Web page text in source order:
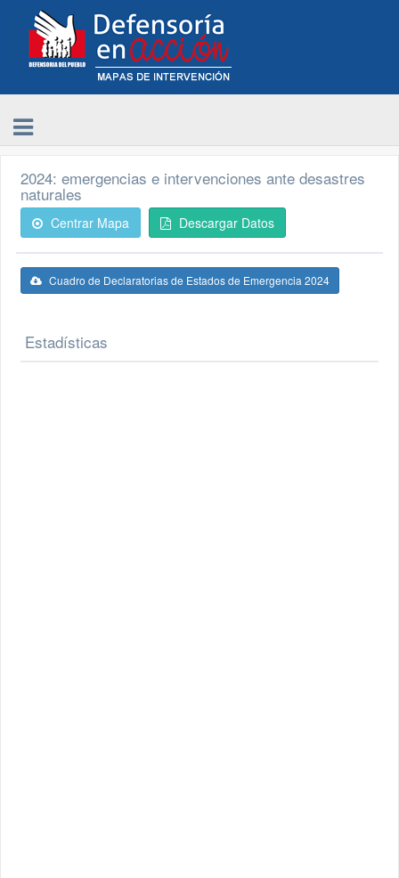
2024: emergencias e intervenciones ante desastres
naturales
Centrar Mapa Descargar Datos
Cuadro de Declaratorias de Estados de Emergencia 2024
Estadísticas